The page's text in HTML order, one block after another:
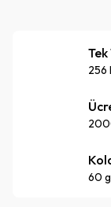
Tek
256
60